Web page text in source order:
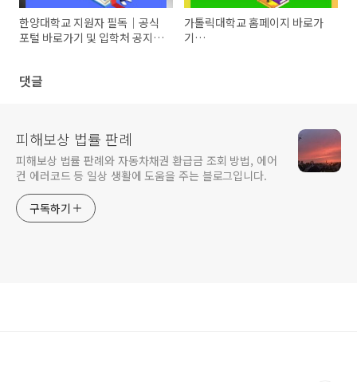
한양대학교 지원자 필독｜공식
포털 바로가기 및 입학처 공지·
가톨릭대학교 홈페이지 바로가
기
댓글
피해보상 법률 판례
피해보상 법률 판례와 자동차채권 환급금 조회 방법, 에어
컨 에러코드 등 일상 생활에 도움을 주는 블로그입니다.
구독하기